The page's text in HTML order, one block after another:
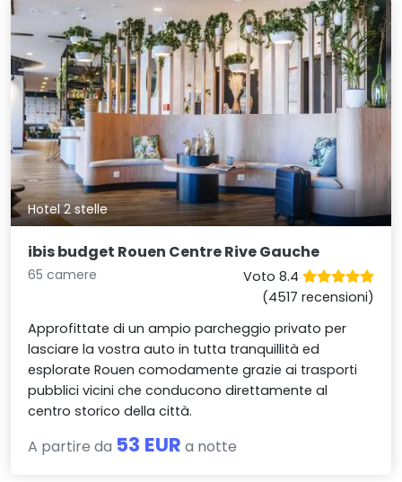
Hotel 2 stelle
ibis budget Rouen Centre Rive Gauche
65 camere
Voto 8.4
(4517 recensioni)
Approfittate di un ampio parcheggio privato per
lasciare la vostra auto in tutta tranquillità ed
esplorate Rouen comodamente grazie ai trasporti
pubblici vicini che conducono direttamente al
centro storico della città.
A partire da 53 EUR a notte